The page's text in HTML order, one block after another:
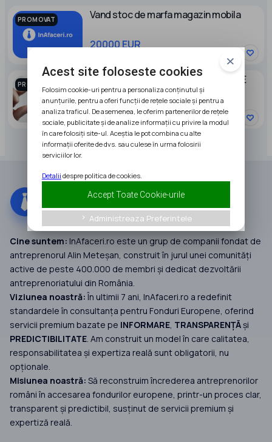
PROMOVAT Vand stoc de marfa magazin mobila
20000 EUR
PROMOVAT
SRL DE VANZARE PENTRU ACCESARE
CREDIT SI FONDURI EUROPENE
29500 EUR
Cine suntem: InAfaceri.ro este un grup de companii fondat de
antreprenorul Alin Meteșan, construit în jurul unei comunități
active de peste 400.000 de membri și dedicat dezvoltării
antreprenoriatului din România.
Viziunea noastră:În ultimii 7 ani, InAfaceri.ro a redefinit
standardele în consultanța pentru Fonduri Europene, oferind
servicii premium bazate pe INFORMARE, TRANSPARENȚĂși
PREDICTIBILITATE. Am construit un model în care calitatea,
responsabilitatea și expertiza reală sunt obligatorii, nu
opționale.
Misiunea noastră: Să reconstruim încrederea antreprenorilor
români în accesarea fondurilor europene, printr-un proces clar,
transparent și predictibil, susținut de servicii premium și
expertiză reală.
Acest site foloseste cookies
Folosim cookie-uri pentru a personaliza conținutul și
anunțurile, pentru a oferi funcții de rețele sociale și pentru a
analiza traficul. De asemenea, le oferim partenerilor de rețele
sociale, publicitate și de analize informații cu privire la modul
în care folosiți site-ul. Aceștia le pot combina cu alte
informații oferite de dvs. sau culese în urma folosirii
serviciilor lor.
Detalii despre politica de cookies.
Accept Toate Cookie-urile
keyboard_arrow_right Administreaza Preferintele